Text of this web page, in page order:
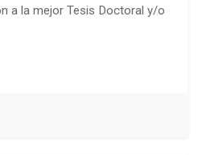
a la mejor Tesis Doctoral y/o